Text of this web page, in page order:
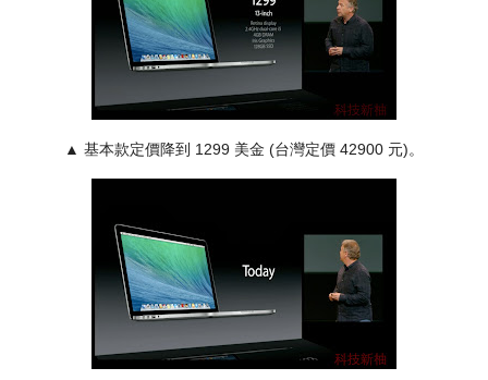
▲ 基本款定價降到 1299 美金 (台灣定價 42900 元)。